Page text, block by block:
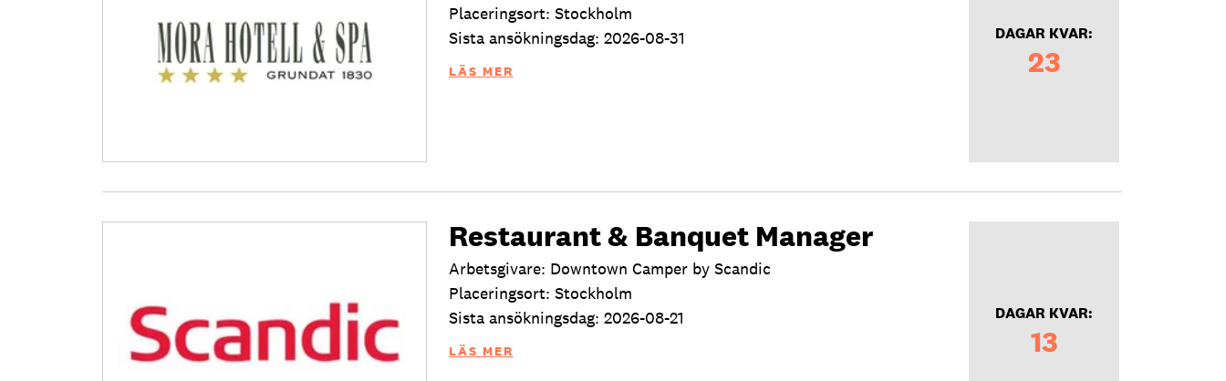
Placeringsort: Stockholm
Sista ansökningsdag: 2026-08-31
LÄS MER
DAGAR KVAR:
23
Restaurant & Banquet Manager
Arbetsgivare: Downtown Camper by Scandic
Placeringsort: Stockholm
Sista ansökningsdag: 2026-08-21
LÄS MER
DAGAR KVAR:
13